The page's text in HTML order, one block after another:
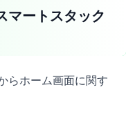
マートスタック
らホーム画面に関す